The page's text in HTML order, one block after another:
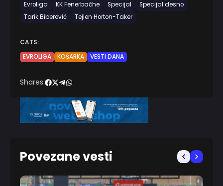
Evroliga
KK Fenerbačhe Specijal
Specijal desno
Tarik Biberović
Tejlen Horton-Taker
CATS:
EVROLIGA
KOŠARKA VESTI DANA
Shares:
Povezane vesti